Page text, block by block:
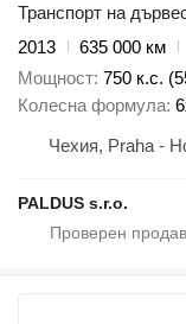
Транспорт на
2013
635 000 км
Мощност 750 к.с.
Колесна формула
Чехия, Praha -
PALDUS s.r.o.